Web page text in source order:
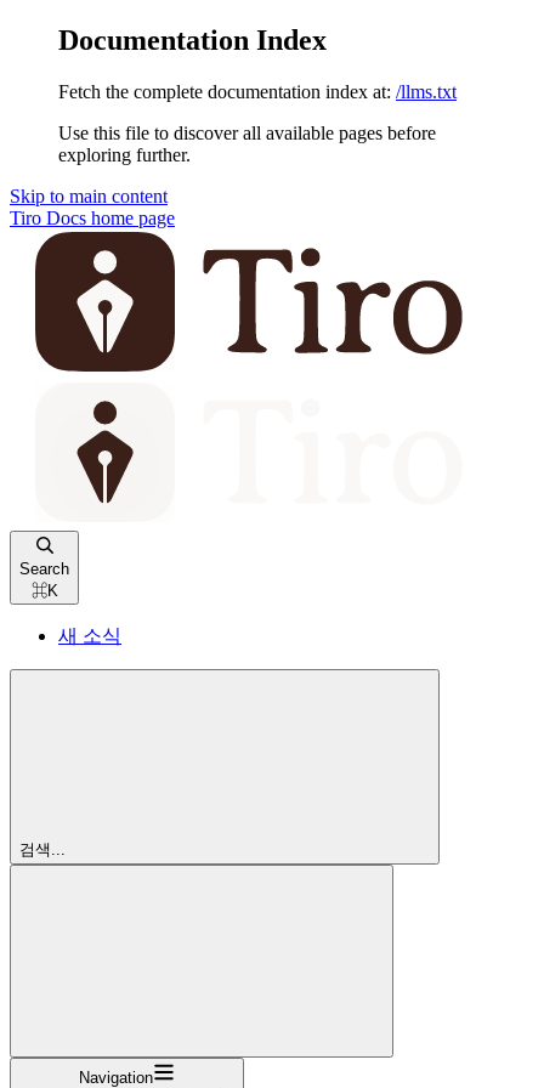
Documentation Index
Fetch the complete documentation index at: /llms.txt
Use this file to discover all available pages before
exploring further.
Skip to main content
Tiro Docs home page
Search
⌘K
새 소식
검색...
Navigation